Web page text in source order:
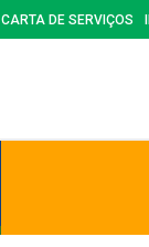
CARTA DE SERVIÇOS